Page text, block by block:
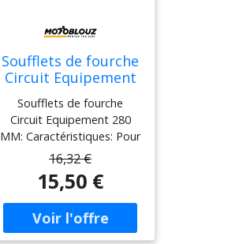
Soufflets de fourche
Circuit Equipement
280 MM Noir
Soufflets de fourche
Circuit Equipement 280
MM: Caractéristiques: Pour
protéger vos fourches et
remettre un coup de frais
sur votre machine vintage,
les soufflets de fourche
Circuit sont l’accessoire
indispensable à votre
16,32 €
15,50 €